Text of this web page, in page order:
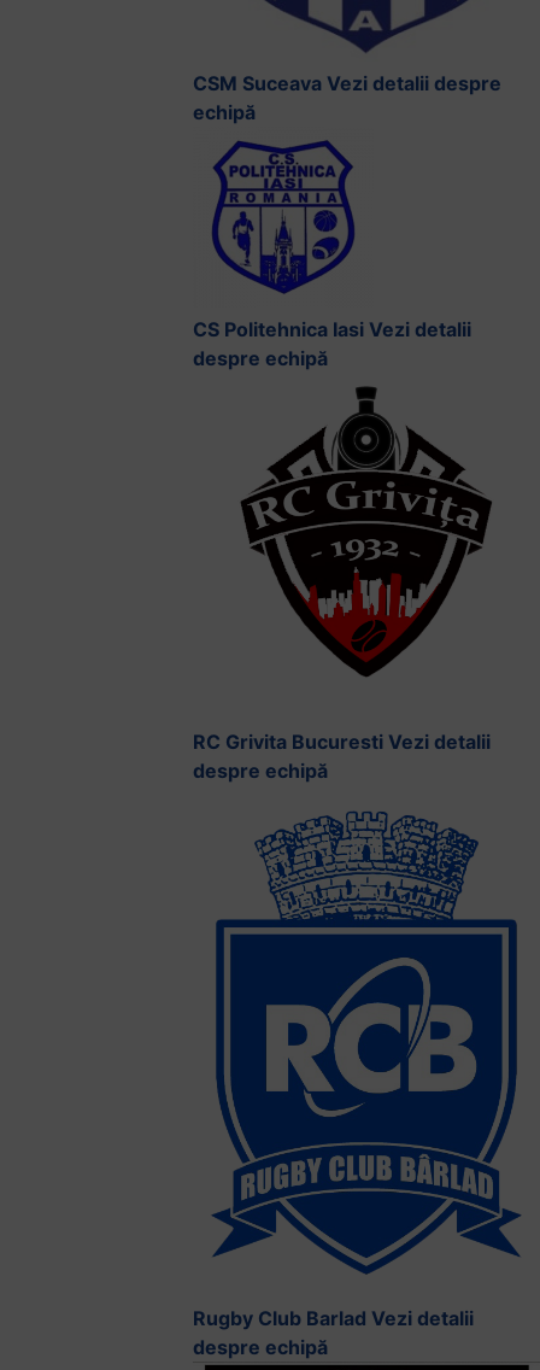
CSM Suceava Vezi detalii despre
echipă
CS Politehnica Iasi Vezi detalii
despre echipă
RC Grivita Bucuresti Vezi detalii
despre echipă
Rugby Club Barlad Vezi detalii
despre echipă